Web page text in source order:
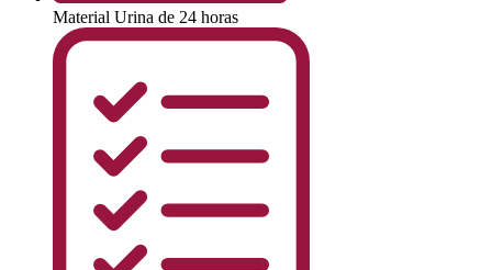
Material Urina de 24 horas